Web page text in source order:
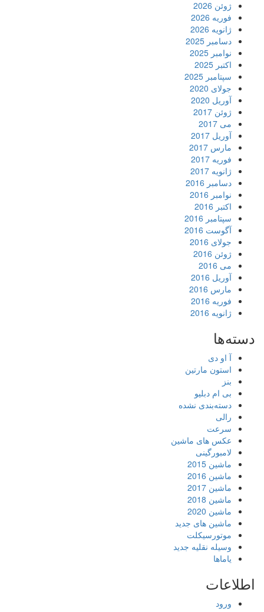
ژوئن 2026
فوریه 2026
ژانویه 2026
دسامبر 2025
نوامبر 2025
اکتبر 2025
سپتامبر 2025
جولای 2020
آوریل 2020
ژوئن 2017
می 2017
آوریل 2017
مارس 2017
فوریه 2017
ژانویه 2017
دسامبر 2016
نوامبر 2016
اکتبر 2016
سپتامبر 2016
آگوست 2016
جولای 2016
ژوئن 2016
می 2016
آوریل 2016
مارس 2016
فوریه 2016
ژانویه 2016
دسته‌ها
آ او دی
استون مارتین
بنز
بی ام دبلیو
دسته‌بندی نشده
رالی
سرعت
عکس های ماشین
لامبورگینی
ماشین 2015
ماشین 2016
ماشین 2017
ماشین 2018
ماشین 2020
ماشین های جدید
موتورسیکلت
وسیله نقلیه جدید
یاماها
اطلاعات
ورود